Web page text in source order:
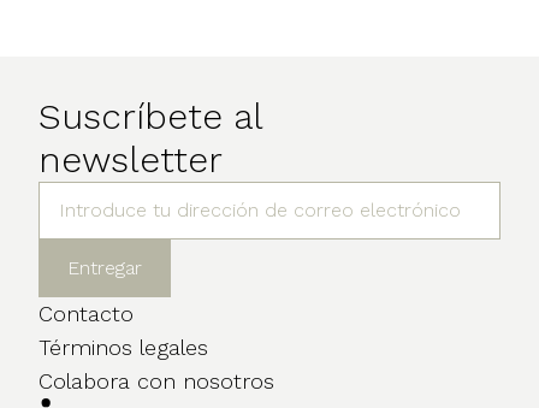
Suscríbete al
newsletter
Contacto
Términos legales
Colabora con nosotros